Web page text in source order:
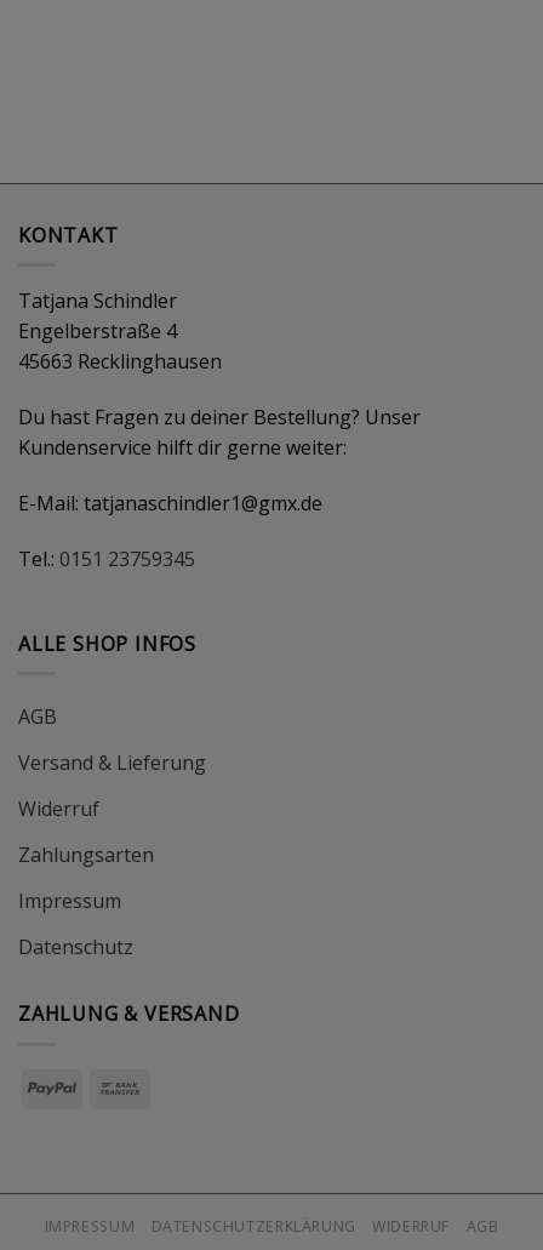
KONTAKT
Tatjana Schindler
Engelberstraße 4
45663 Recklinghausen
Du hast Fragen zu deiner Bestellung? Unser
Kundenservice hilft dir gerne weiter:
E-Mail: tatjanaschindler1@gmx.de
Tel.: 0151 23759345
ALLE SHOP INFOS
AGB
Versand & Lieferung
Widerruf
Zahlungsarten
Impressum
Datenschutz
ZAHLUNG & VERSAND
IMPRESSUM DATENSCHUTZERKLÄRUNG WIDERRUF AGB